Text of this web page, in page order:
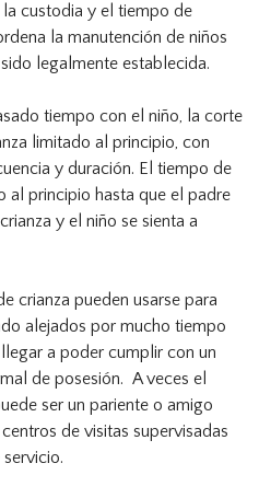
custodia y el tiempo de
la manutención de niños
legalmente establecida.
tiempo con el niño, la corte
limitado al principio, con
y duración. El tiempo de
al principio hasta que el padre
y el niño se sienta a
crianza pueden usarse para
alejados por mucho tiempo
a poder cumplir con un
de posesión. A veces el
ser un pariente o amigo
de visitas supervisadas